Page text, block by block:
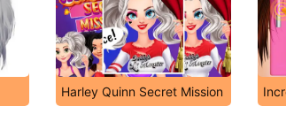
Harley Quinn Secret Mission